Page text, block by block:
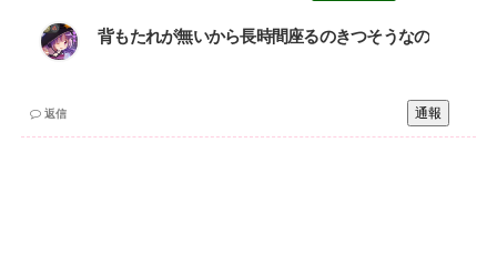
背もたれが無いから長時間座るのきつそうなの
通報
返信